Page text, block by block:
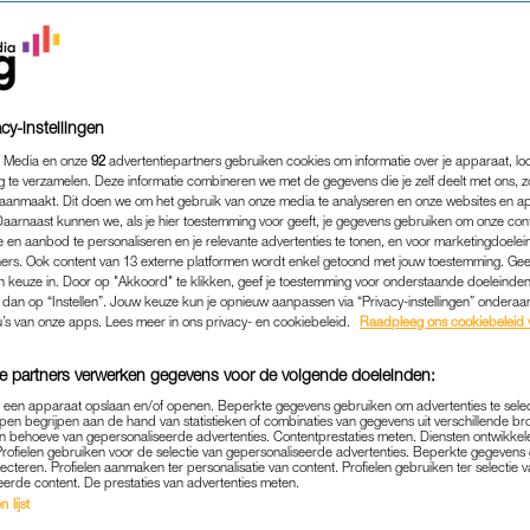
ACTEUR REIKY DE
'VOOR ALTIJD IN
MEDIA|VERDRIETIG
25-09-2023 | MARTINE FINDHAMMER-SCHUT
is op 23-jarige leeftijd overleden. Dat heeft zijn
bekend van de BNNVARA-dramaserie ‘Dertigers’.
instellingen
en onze 92 advertentiepartners gebruiken cookies om informatie over je apparaat,
te verzamelen. Deze informatie combineren we met de gegevens die je zelf deelt met ons,
Dit doen we om het gebruik van onze media te analyseren en onze websites en
kunnen we, als je hier toestemming voor geeft, je gegevens gebruiken om onze
en aanbod te personaliseren en je relevante advertenties te tonen, en voor
Ook content van 13 externe platformen wordt enkel getoond met jouw toestemming.
keuze in. Door op "Akkoord" te klikken, geef je toestemming voor onderstaande
op “Instellen”. Jouw keuze kun je opnieuw aanpassen via “Privacy-instellingen”
van onze apps. Lees meer in ons privacy- en cookiebeleid.
Raadpleeg ons cookiebeleid
partners verwerken gegevens voor de volgende doeleinden:
apparaat opslaan en/of openen. Beperkte gegevens gebruiken om advertenties te
begrijpen aan de hand van statistieken of combinaties van gegevens uit verschillende
behoeve van gepersonaliseerde advertenties. Contentprestaties meten. Diensten
gebruiken voor de selectie van gepersonaliseerde advertenties. Beperkte
Profielen aanmaken ter personalisatie van content. Profielen gebruiken ter selectie
content. De prestaties van advertenties meten.
lijst